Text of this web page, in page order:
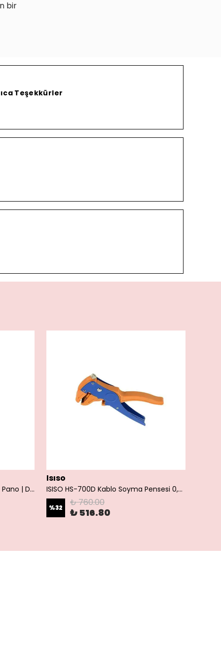
bir
Teşekkürler
Akiş 250x350x150 ABS Polyester Pano | Duvar Pano | Plastik Elektrik Panosu
Isıso
ISISO HS-700D Kablo Soyma Pensesi 0,25–2,5 mm² | Kablo Sıyırma Aparatı
%32 ₺ 760.00
₺ 516.80